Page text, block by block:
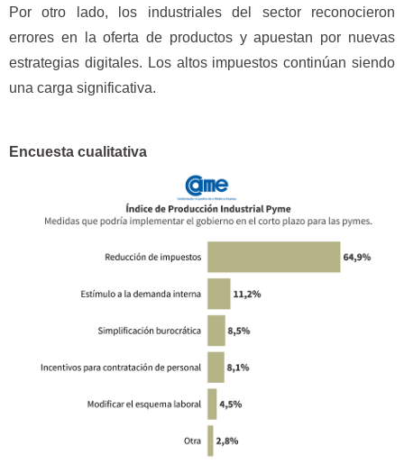
Por otro lado, los industriales del sector reconocieron
errores en la oferta de productos y apuestan por nuevas
estrategias digitales. Los altos impuestos continúan siendo
una carga significativa.
Encuesta cualitativa